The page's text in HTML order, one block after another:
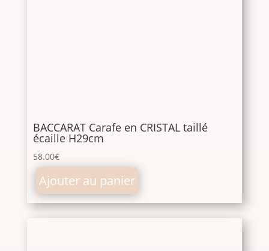
BACCARAT Carafe en CRISTAL taillé
écaille H29cm
58.00€
Ajouter au panier